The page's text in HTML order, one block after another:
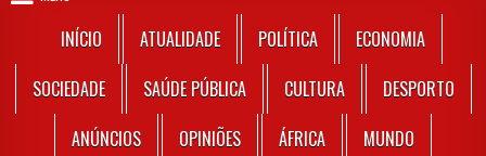
INÍCIO ATUALIDADE POLÍTICA
ECONOMIA
SOCIEDADE
SAÚDE PÚBLICA CULTURA
DESPORTO
ANÚNCIOS
OPINIÕES ÁFRICA
MUNDO